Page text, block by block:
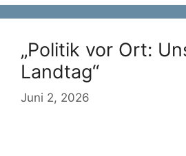
„Politik vor Ort:
Landtag“
Juni 2, 2026